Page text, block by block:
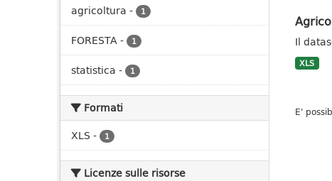
agricoltura - 1
FORESTA- 1
statistica - 1
Formati
XLS - 1
Licenze sulle risorse
Il
XLS
E'